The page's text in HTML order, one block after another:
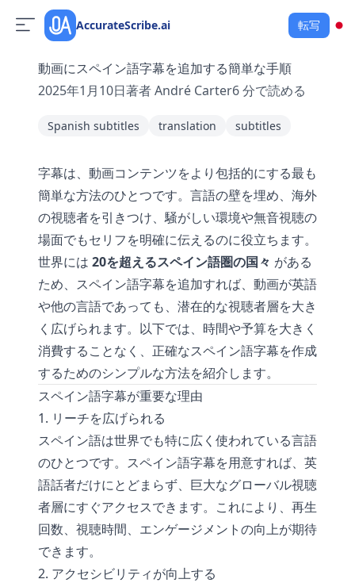
AccurateScribe.ai 転写
動画にスペイン語字幕を追加する簡単な手順
2025年1月10日著者André Carter6分で読める
Spanish subtitles translation subtitles
字幕は、動画コンテンツをより包括的にする最も
簡単な方法のひとつです。言語の壁を埋め、海外
の視聴者を引きつけ、騒がしい環境や無音視聴の
場面でもセリフを明確に伝えるのに役立ちます。
世界には 20を超えるスペイン語圏の国々 がある
ため、スペイン語字幕を追加すれば、動画が英語
や他の言語であっても、潜在的な視聴者層を大き
く広げられます。以下では、時間や予算を大きく
消費することなく、正確なスペイン語字幕を作成
するためのシンプルな方法を紹介します。
スペイン語字幕が重要な理由
1. リーチを広げられる
スペイン語は世界でも特に広く使われている言語
のひとつです。スペイン語字幕を用意すれば、英
語話者だけにとどまらず、巨大なグローバル視聴
者層にすぐアクセスできます。これにより、再生
回数、視聴時間、エンゲージメントの向上が期待
できます。
2. アクセシビリティが向上する